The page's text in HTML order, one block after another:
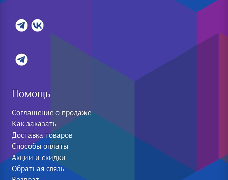
Помощь
Соглашение о продаже
Как заказать
Доставка товаров
Способы оплаты
Акции и скидки
Обратная связь